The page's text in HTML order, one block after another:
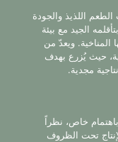
اللذيذ والجودة
الجيد مع بيئة
المناخية. ويعدّ من
حيث يُزرع بهدف
مجدية.
خاص، نظراً
تحت الظروف